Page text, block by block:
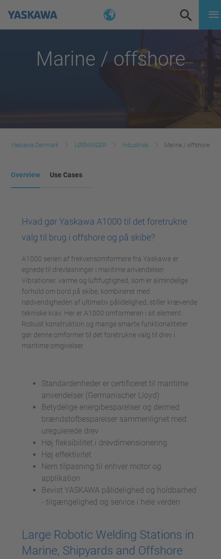
Marine / offshore
Yaskawa Denmark LØSNINGER Industries Marine / offshore
Overview Use Cases
Hvad gør Yaskawa A1000 til det foretrukne
valg til brug i offshore og på skibe?
A1000 serien af frekvensomformere fra Yaskawa er
egnede til drevløsninger i maritime anvendelser.
Vibrationer, varme og luftfugtighed, som er almindelige
forhold om bord på skibe, kombineret med
nødvendigheden af ultimativ pålidelighed, stiller krævende
tekniske krav. Her er A1000 omformeren i sit element.
Robust konstruktion og mange smarte funktionaliteter
gør denne omformer til det foretrukne valg til drev i
maritime omgivelser.
Standardenheder er certificeret til maritime
anvendelser (Germanischer Lloyd)
Betydelige energibesparelser og dermed
brændstofbesparelser sammenlignet med
uregulerede drev
Høj fleksibilitet i drevdimensionering
Høj effektivitet
Nem tilpasning til enhver motor og
applikation
Bevist YASKAWA pålidelighed og holdbarhed
- tilgængelighed og service i hele verden
Large Robotic Welding Stations in
Marine, Shipyards and Offshore